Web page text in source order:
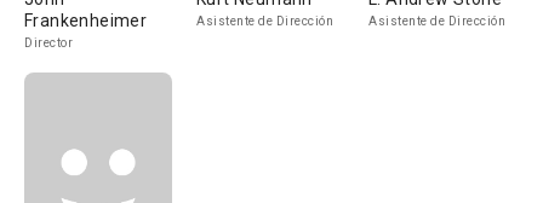
Frankenheimer
Director
Asistente de Dirección Asistente de Dirección